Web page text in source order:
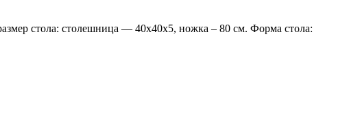
стола: столешница — 40х40х5, ножка – 80 см. Форма стола: